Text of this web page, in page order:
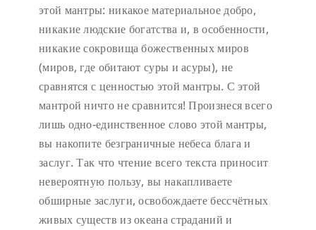
этой мантры: никакое материальное добро,
никакие людские богатства и, в особенности,
никакие сокровища божественных миров
(миров, где обитают суры и асуры), не
сравнятся с ценностью этой мантры. С этой
мантрой ничто не сравнится! Произнеся всего
лишь одно-единственное слово этой мантры,
вы накопите безграничные небеса блага и
заслуг. Так что чтение всего текста приносит
невероятную пользу, вы накапливаете
обширные заслуги, освобождаете бессчётных
живых существ из океана страданий и